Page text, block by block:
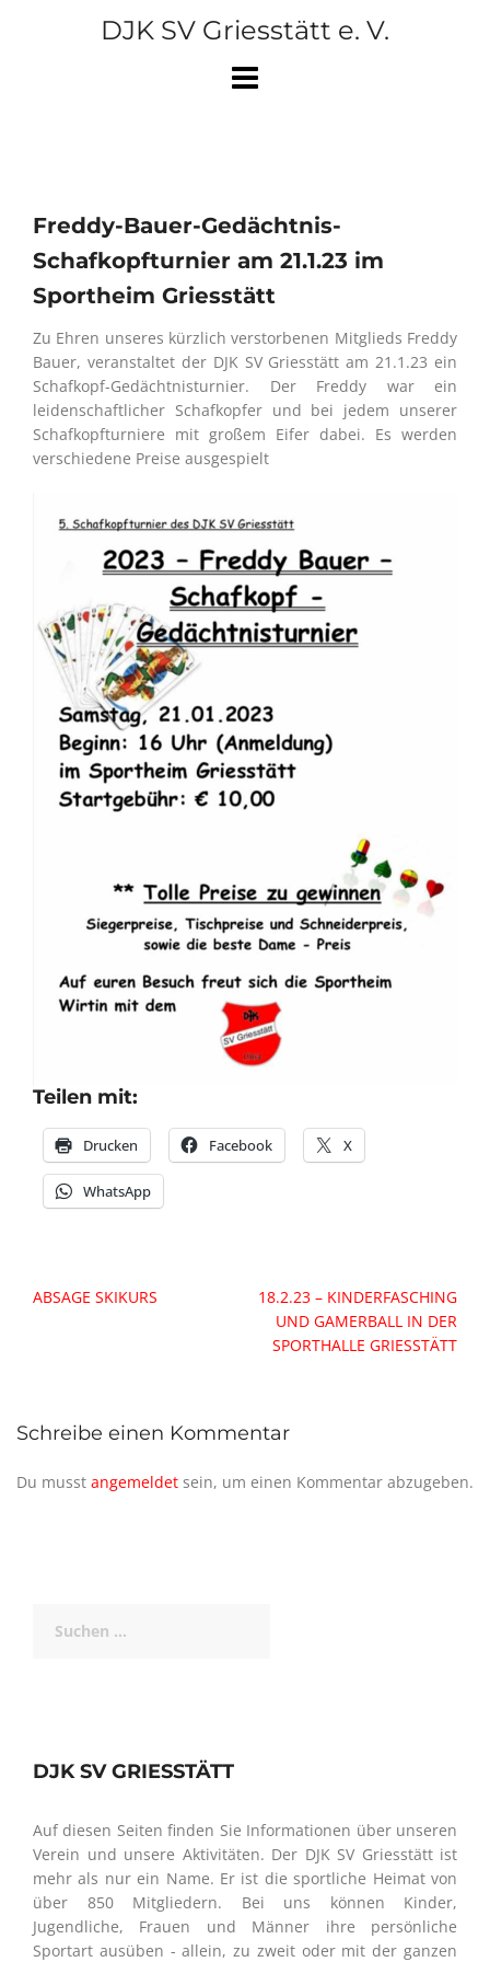
DJK SV Griesstätt e. V.
Freddy-Bauer-Gedächtnis-
Schafkopfturnier am 21.1.23 im
Sportheim Griesstätt
Zu Ehren unseres kürzlich verstorbenen Mitglieds Freddy
Bauer, veranstaltet der DJK SV Griesstätt am 21.1.23 ein
Schafkopf-Gedächtnisturnier. Der Freddy war ein
leidenschaftlicher Schafkopfer und bei jedem unserer
Schafkopfturniere mit großem Eifer dabei. Es werden
verschiedene Preise ausgespielt
Teilen mit:
Drucken Facebook X
WhatsApp
Beitragsnavigation
ABSAGE SKIKURS
18.2.23 – KINDERFASCHING
UND GAMERBALL IN DER
SPORTHALLE GRIESSTÄTT
Schreibe einen Kommentar
Du musst angemeldet sein, um einen Kommentar abzugeben.
nach:
DJK SV GRIESSTÄTT
Auf diesen Seiten finden Sie Informationen über unseren
Verein und unsere Aktivitäten. Der DJK SV Griesstätt ist
mehr als nur ein Name. Er ist die sportliche Heimat von
über 850 Mitgliedern. Bei uns können Kinder,
Jugendliche, Frauen und Männer ihre persönliche
Sportart ausüben - allein, zu zweit oder mit der ganzen